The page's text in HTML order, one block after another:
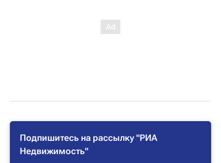
Подпишитесь на рассылку "РИА
Недвижимость"